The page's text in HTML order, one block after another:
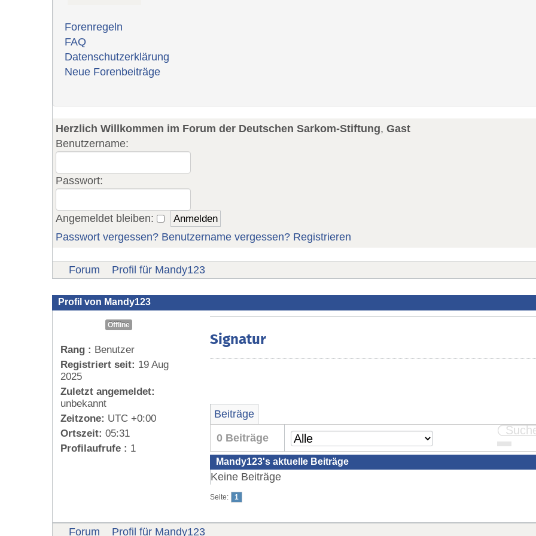
Forenregeln
FAQ
Datenschutzerklärung
Neue Forenbeiträge
Herzlich Willkommen im Forum der Deutschen Sarkom-Stiftung, Gast
Benutzername:
Passwort:
Angemeldet bleiben:
Passwort vergessen? Benutzername vergessen? Registrieren
Forum Profil für Mandy123
Profil von Mandy123
Offline
Rang : Benutzer
Registriert seit: 19 Aug
2025
Zuletzt angemeldet:
unbekannt
Zeitzone: UTC +0:00
Ortszeit: 05:31
Profilaufrufe : 1
Signatur
Beiträge
0 Beiträge
Mandy123's aktuelle Beiträge
Keine Beiträge
Seite: 1
Forum Profil für Mandy123